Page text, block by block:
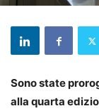
Sono state
alla quarta